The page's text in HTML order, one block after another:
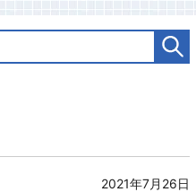
2021年7月26日